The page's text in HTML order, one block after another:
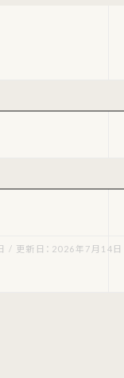
/ 更新日：2026年7月14日